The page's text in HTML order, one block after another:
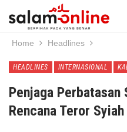
Home Headlines
HEADLINES INTERNASIONAL
Penjaga Perbatasan
Rencana Teror